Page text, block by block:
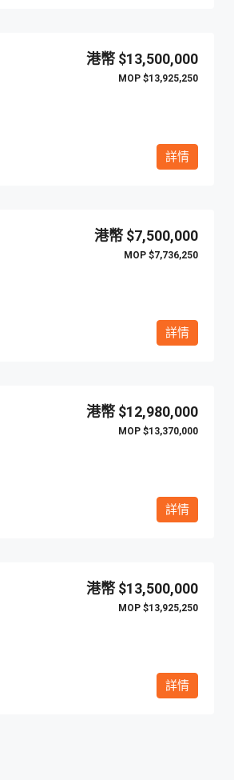
$13,500,000
$13,925,250
詳情
$7,500,000
$7,736,250
詳情
$12,980,000
$13,370,000
詳情
$13,500,000
$13,925,250
詳情